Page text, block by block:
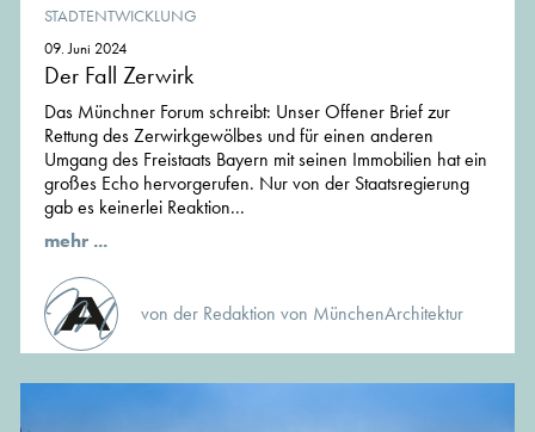
STADTENTWICKLUNG
09. Juni 2024
Der Fall Zerwirk
Das Münchner Forum schreibt: Unser Offener Brief zur
Rettung des Zerwirkgewölbes und für einen anderen
Umgang des Freistaats Bayern mit seinen Immobilien hat ein
großes Echo hervorgerufen. Nur von der Staatsregierung
gab es keinerlei Reaktion...
mehr ...
von der Redaktion von MünchenArchitektur